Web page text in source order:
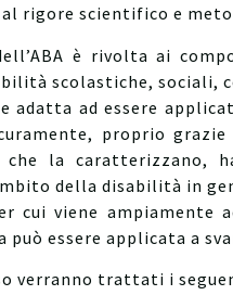
rigore scientifico e
è rivolta ai
scolastiche, sociali,
adatta ad essere
proprio
che la caratterizzano,
della disabilità in
cui viene ampiamente
essere applicata a
verranno trattati i